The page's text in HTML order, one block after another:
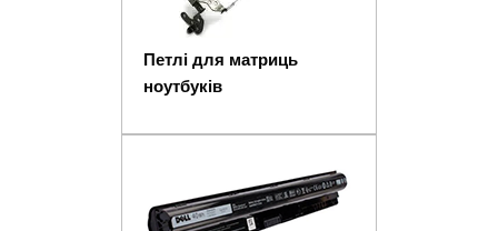
Петлі для матриць
ноутбуків